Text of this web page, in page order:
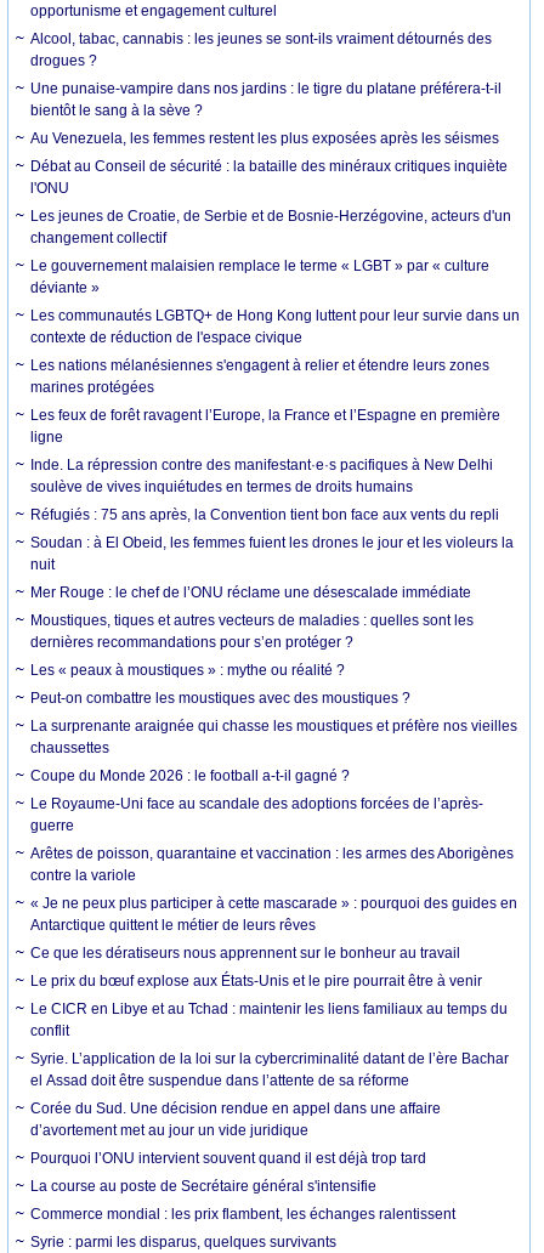
opportunisme et engagement culturel
Alcool, tabac, cannabis : les jeunes se sont-ils vraiment détournés des
drogues ?
Une punaise-vampire dans nos jardins : le tigre du platane préférera-t-il
bientôt le sang à la sève ?
Au Venezuela, les femmes restent les plus exposées après les séismes
Débat au Conseil de sécurité : la bataille des minéraux critiques inquiète
l'ONU
Les jeunes de Croatie, de Serbie et de Bosnie-Herzégovine, acteurs d'un
changement collectif
Le gouvernement malaisien remplace le terme « LGBT » par « culture
déviante »
Les communautés LGBTQ+ de Hong Kong luttent pour leur survie dans un
contexte de réduction de l'espace civique
Les nations mélanésiennes s'engagent à relier et étendre leurs zones
marines protégées
Les feux de forêt ravagent l’Europe, la France et l’Espagne en première
ligne
Inde. La répression contre des manifestant·e·s pacifiques à New Delhi
soulève de vives inquiétudes en termes de droits humains
Réfugiés : 75 ans après, la Convention tient bon face aux vents du repli
Soudan : à El Obeid, les femmes fuient les drones le jour et les violeurs la
nuit
Mer Rouge : le chef de l’ONU réclame une désescalade immédiate
Moustiques, tiques et autres vecteurs de maladies : quelles sont les
dernières recommandations pour s’en protéger ?
Les « peaux à moustiques » : mythe ou réalité ?
Peut-on combattre les moustiques avec des moustiques ?
La surprenante araignée qui chasse les moustiques et préfère nos vieilles
chaussettes
Coupe du Monde 2026 : le football a-t-il gagné ?
Le Royaume-Uni face au scandale des adoptions forcées de l’après-
guerre
Arêtes de poisson, quarantaine et vaccination : les armes des Aborigènes
contre la variole
« Je ne peux plus participer à cette mascarade » : pourquoi des guides en
Antarctique quittent le métier de leurs rêves
Ce que les dératiseurs nous apprennent sur le bonheur au travail
Le prix du bœuf explose aux États-Unis et le pire pourrait être à venir
Le CICR en Libye et au Tchad : maintenir les liens familiaux au temps du
conflit
Syrie. L’application de la loi sur la cybercriminalité datant de l’ère Bachar
el Assad doit être suspendue dans l’attente de sa réforme
Corée du Sud. Une décision rendue en appel dans une affaire
d’avortement met au jour un vide juridique
Pourquoi l’ONU intervient souvent quand il est déjà trop tard
La course au poste de Secrétaire général s'intensifie
Commerce mondial : les prix flambent, les échanges ralentissent
Syrie : parmi les disparus, quelques survivants